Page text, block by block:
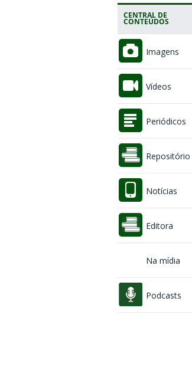
CENTRAL DE
CONTEÚDOS
Imagens
Vídeos
Periódicos
Repositório
Notícias
Editora
Na mídia
Podcasts